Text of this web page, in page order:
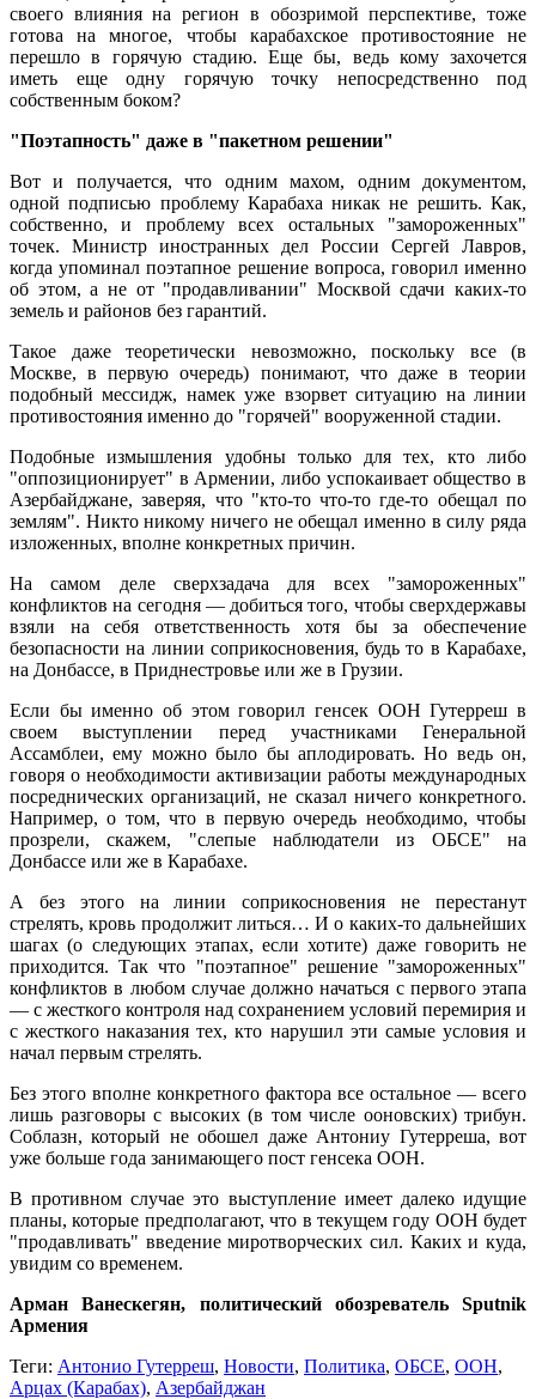
своего влияния на регион в обозримой перспективе, тоже
готова на многое, чтобы карабахское противостояние не
перешло в горячую стадию. Еще бы, ведь кому захочется
иметь еще одну горячую точку непосредственно под
собственным боком?
"Поэтапность" даже в "пакетном решении"
Вот и получается, что одним махом, одним документом,
одной подписью проблему Карабаха никак не решить. Как,
собственно, и проблему всех остальных "замороженных"
точек. Министр иностранных дел России Сергей Лавров,
когда упоминал поэтапное решение вопроса, говорил именно
об этом, а не от "продавливании" Москвой сдачи каких-то
земель и районов без гарантий.
Такое даже теоретически невозможно, поскольку все (в
Москве, в первую очередь) понимают, что даже в теории
подобный мессидж, намек уже взорвет ситуацию на линии
противостояния именно до "горячей" вооруженной стадии.
Подобные измышления удобны только для тех, кто либо
"оппозиционирует" в Армении, либо успокаивает общество в
Азербайджане, заверяя, что "кто-то что-то где-то обещал по
землям". Никто никому ничего не обещал именно в силу ряда
изложенных, вполне конкретных причин.
На самом деле сверхзадача для всех "замороженных"
конфликтов на сегодня — добиться того, чтобы сверхдержавы
взяли на себя ответственность хотя бы за обеспечение
безопасности на линии соприкосновения, будь то в Карабахе,
на Донбассе, в Приднестровье или же в Грузии.
Если бы именно об этом говорил генсек ООН Гутерреш в
своем выступлении перед участниками Генеральной
Ассамблеи, ему можно было бы аплодировать. Но ведь он,
говоря о необходимости активизации работы международных
посреднических организаций, не сказал ничего конкретного.
Например, о том, что в первую очередь необходимо, чтобы
прозрели, скажем, "слепые наблюдатели из ОБСЕ" на
Донбассе или же в Карабахе.
А без этого на линии соприкосновения не перестанут
стрелять, кровь продолжит литься… И о каких-то дальнейших
шагах (о следующих этапах, если хотите) даже говорить не
приходится. Так что "поэтапное" решение "замороженных"
конфликтов в любом случае должно начаться с первого этапа
— с жесткого контроля над сохранением условий перемирия и
с жесткого наказания тех, кто нарушил эти самые условия и
начал первым стрелять.
Без этого вполне конкретного фактора все остальное — всего
лишь разговоры с высоких (в том числе ооновских) трибун.
Соблазн, который не обошел даже Антониу Гутерреша, вот
уже больше года занимающего пост генсека ООН.
В противном случае это выступление имеет далеко идущие
планы, которые предполагают, что в текущем году ООН будет
"продавливать" введение миротворческих сил. Каких и куда,
увидим со временем.
Арман Ванескегян, политический обозреватель Sputnik
Армения
Теги: Антонио Гутерреш, Новости, Политика, ОБСЕ, ООН,
Арцах (Карабах), Азербайджан